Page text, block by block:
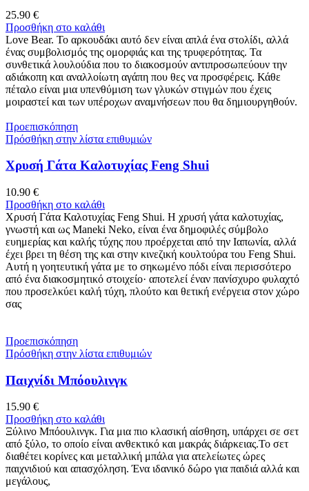
25.90 €
Προσθήκη στο καλάθι
Love Bear. Το αρκουδάκι αυτό δεν είναι απλά ένα στολίδι, αλλά
ένας συμβολισμός της ομορφιάς και της τρυφερότητας. Τα
συνθετικά λουλούδια που το διακοσμούν αντιπροσωπεύουν την
αδιάκοπη και αναλλοίωτη αγάπη που θες να προσφέρεις. Κάθε
πέταλο είναι μια υπενθύμιση των γλυκών στιγμών που έχεις
μοιραστεί και των υπέροχων αναμνήσεων που θα δημιουργηθούν.
Προεπισκόπηση
Πρόσθήκη στην λίστα επιθυμιών
Χρυσή Γάτα Καλοτυχίας Feng Shui
10.90 €
Προσθήκη στο καλάθι
Χρυσή Γάτα Καλοτυχίας Feng Shui. Η χρυσή γάτα καλοτυχίας,
γνωστή και ως Maneki Neko, είναι ένα δημοφιλές σύμβολο
ευημερίας και καλής τύχης που προέρχεται από την Ιαπωνία, αλλά
έχει βρει τη θέση της και στην κινεζική κουλτούρα του Feng Shui.
Αυτή η γοητευτική γάτα με το σηκωμένο πόδι είναι περισσότερο
από ένα διακοσμητικό στοιχείο· αποτελεί έναν πανίσχυρο φυλαχτό
που προσελκύει καλή τύχη, πλούτο και θετική ενέργεια στον χώρο
σας
Προεπισκόπηση
Πρόσθήκη στην λίστα επιθυμιών
Παιχνίδι Μπόουλινγκ
15.90 €
Προσθήκη στο καλάθι
Ξύλινο Μπόουλινγκ. Για μια πιο κλασική αίσθηση, υπάρχει σε σετ
από ξύλο, το οποίο είναι ανθεκτικό και μακράς διάρκειας.Το σετ
διαθέτει κορίνες και μεταλλική μπάλα για ατελείωτες ώρες
παιχνιδιού και απασχόληση. Ένα ιδανικό δώρο για παιδιά αλλά και
μεγάλους,